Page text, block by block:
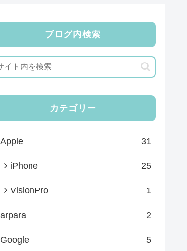
ブログ内検索
カテゴリー
Apple 31
iPhone 25
VisionPro 1
arpara 2
Google 5